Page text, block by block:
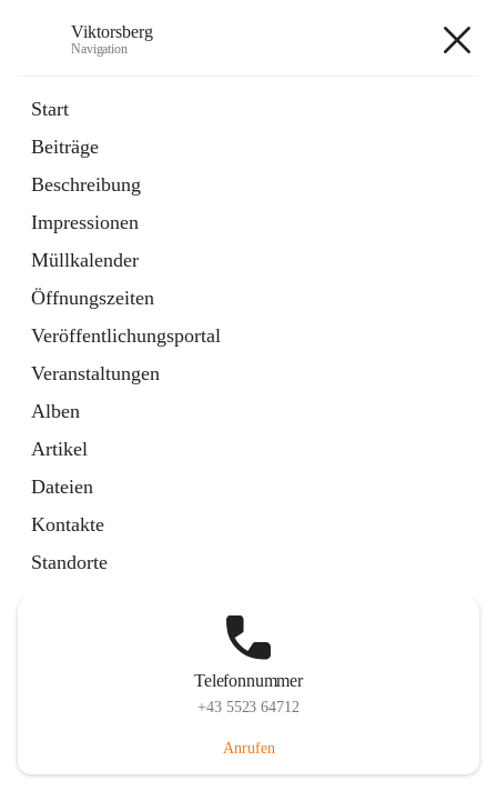
Viktorsberg
Navigation
Start
Beiträge
Beschreibung
Impressionen
Müllkalender
Öffnungszeiten
Veröffentlichungsportal
Veranstaltungen
Alben
Artikel
Dateien
Kontakte
Standorte
1 Schnellzugriff
Bürgerservice
10 Schnellzugriffe
Telefonnummer
+43 5523 64712
Anrufen